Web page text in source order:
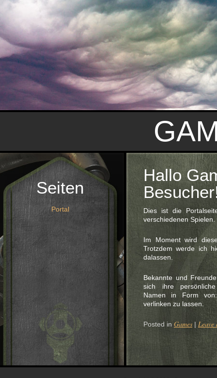
Seiten
Portal
Hallo
Dies ist die
verschiedenen Spielen.
Im Moment wird
Trotzdem werde ich
dalassen.
Bekannte und
sich ihre
Namen in Form
verlinken zu lassen.
Posted in Games | Leave